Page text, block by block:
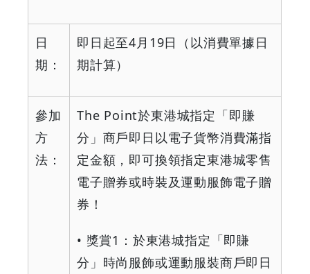
日
期：
即日起至4月 19日（以消費單據日
期計算）
參加
方
法：
The Point於東港城指定「即賺
分」商戶即日以電子貨幣消費滿指
定金額，即可換領指定東港城零售
電子贈券或時裝及運動服飾電子贈
券！
• 獎賞1 ：於東港城指定「即賺
分」時尚服飾或運動服裝商戶即日